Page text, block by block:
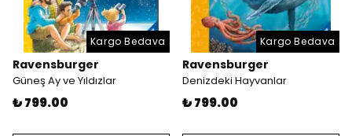
Kargo Bedava
Ravensburger
Güneş Ay ve Yıldızlar
₺ 799.00
Kargo Bedava
Ravensburger
Denizdeki Hayvanlar
₺ 799.00